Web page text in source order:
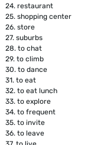
24. restaurant
25. shopping center
26. store
27. suburbs
28. to chat
29. to climb
30. to dance
31. to eat
32. to eat lunch
33. to explore
34. to frequent
35. to invite
36. to leave